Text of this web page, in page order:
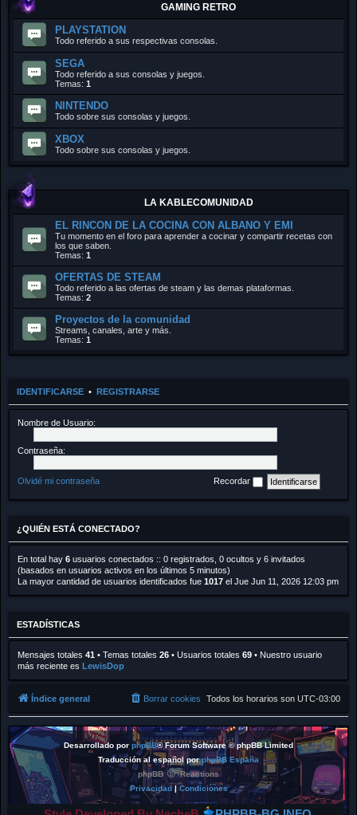
GAMING RETRO
PLAYSTATION
Todo referido a sus respectivas consolas.
SEGA
Todo referido a sus consolas y juegos.
Temas: 1
NINTENDO
Todo sobre sus consolas y juegos.
XBOX
Todo sobre sus consolas y juegos.
LA KABLECOMUNIDAD
EL RINCON DE LA COCINA CON ALBANO Y EMI
Tu momento en el foro para aprender a cocinar y compartir recetas con
los que saben.
Temas: 1
OFERTAS DE STEAM
Todo referido a las ofertas de steam y las demas plataformas.
Temas: 2
Proyectos de la comunidad
Streams, canales, arte y más.
Temas: 1
IDENTIFICARSE • REGISTRARSE
Nombre de Usuario:
Contraseña:
Olvidé mi contraseña Recordar
¿QUIÉN ESTÁ CONECTADO?
En total hay 6 usuarios conectados :: 0 registrados, 0 ocultos y 6 invitados
(basados en usuarios activos en los últimos 5 minutos)
La mayor cantidad de usuarios identificados fue 1017 el Jue Jun 11, 2026 12:03 pm
ESTADÍSTICAS
Mensajes totales 41 • Temas totales 26 • Usuarios totales 69 • Nuestro usuario
más reciente es LewisDop
Índice general Todos los horarios son UTC-03:00
Borrar cookies
Desarrollado porphpBB® Forum Software © phpBB Limited
Traducción al español porphpBB España
phpBB
Reactions
Privacidad|Condiciones